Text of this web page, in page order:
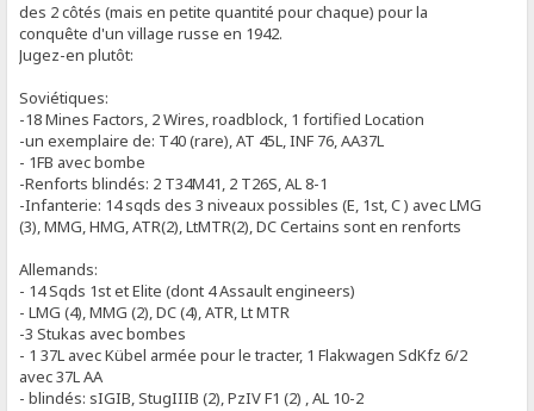
des 2 côtés (mais en petite quantité pour chaque) pour la
conquête d'un village russe en 1942.
Jugez-en plutôt:
Soviétiques:
-18 Mines Factors, 2 Wires, roadblock, 1 fortified Location
-un exemplaire de: T40 (rare), AT 45L, INF 76, AA37L
- 1FB avec bombe
-Renforts blindés: 2 T34M41, 2 T26S, AL 8-1
-Infanterie: 14 sqds des 3 niveaux possibles (E, 1st, C ) avec LMG
(3), MMG, HMG, ATR(2), LtMTR(2), DC Certains sont en renforts
Allemands:
- 14 Sqds 1st et Elite (dont 4 Assault engineers)
- LMG (4), MMG (2), DC (4), ATR, Lt MTR
-3 Stukas avec bombes
- 1 37L avec Kübel armée pour le tracter, 1 Flakwagen SdKfz 6/2
avec 37L AA
- blindés: sIGIB, StugIIIB (2), PzIV F1 (2) , AL 10-2